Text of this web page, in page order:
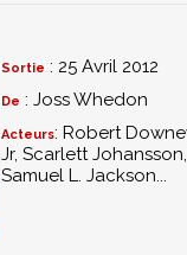
Sortie : 25 Avril 2012
De : Joss Whedon
Acteurs: Robert
Jr, Scarlett Johansson,
Samuel L. Jackson...